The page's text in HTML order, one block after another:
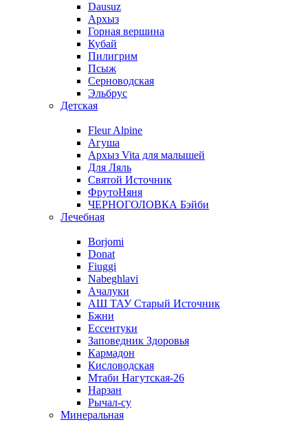
Dausuz
Архыз
Горная вершина
Кубай
Пилигрим
Псыж
Серноводская
Эльбрус
Детская
Fleur Alpine
Агуша
Архыз Vita для малышей
Для Ляль
Святой Источник
ФрутоНяня
ЧЕРНОГОЛОВКА Бэйби
Лечебная
Borjomi
Donat
Fiuggi
Nabeghlavi
Ачалуки
АШ ТАУ Старый Источник
Бжни
Ессентуки
Заповедник Здоровья
Кармадон
Кисловодская
Мтаби Нагутская-26
Нарзан
Рычал-су
Минеральная